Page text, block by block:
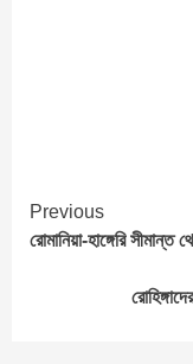
Continue
Reading
Previous
রোমানিয়া-হাঙ্গেরি